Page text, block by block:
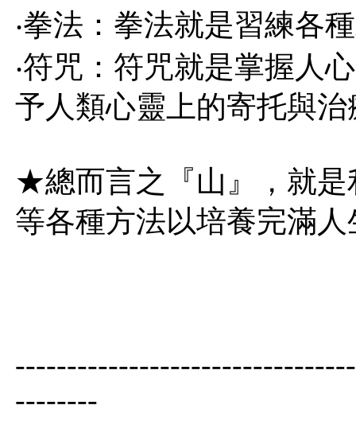
‧拳法：拳法就是習練各
‧符咒：符咒就是掌握人
予人類心靈上的寄托與治
★總而言之『山』，就是
等各種方法以培養完滿
--------